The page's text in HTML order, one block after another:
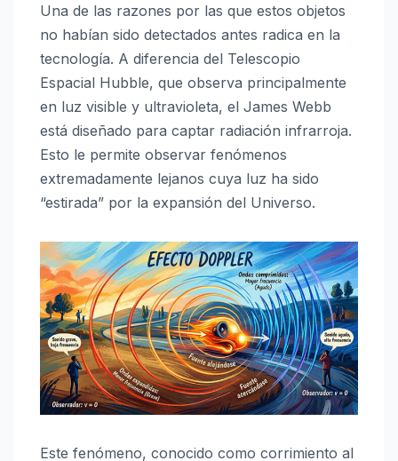
Una de las razones por las que estos objetos
no habían sido detectados antes radica en la
tecnología. A diferencia del Telescopio
Espacial Hubble, que observa principalmente
en luz visible y ultravioleta, el James Webb
está diseñado para captar radiación infrarroja.
Esto le permite observar fenómenos
extremadamente lejanos cuya luz ha sido
“estirada” por la expansión del Universo.
Este fenómeno, conocido como corrimiento al